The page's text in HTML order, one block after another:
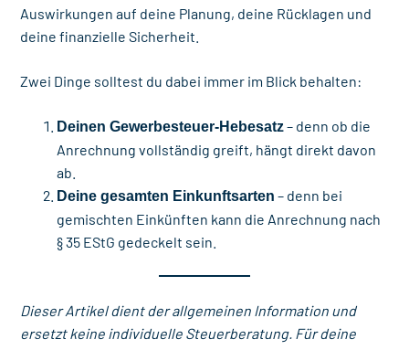
Auswirkungen auf deine Planung, deine Rücklagen und
deine finanzielle Sicherheit.
Zwei Dinge solltest du dabei immer im Blick behalten:
Deinen Gewerbesteuer-Hebesatz– denn ob die
Anrechnung vollständig greift, hängt direkt davon
ab.
Deine gesamten Einkunftsarten – denn bei
gemischten Einkünften kann die Anrechnung nach
§ 35 EStG gedeckelt sein.
Dieser Artikel dient der allgemeinen Information und
ersetzt keine individuelle Steuerberatung. Für deine